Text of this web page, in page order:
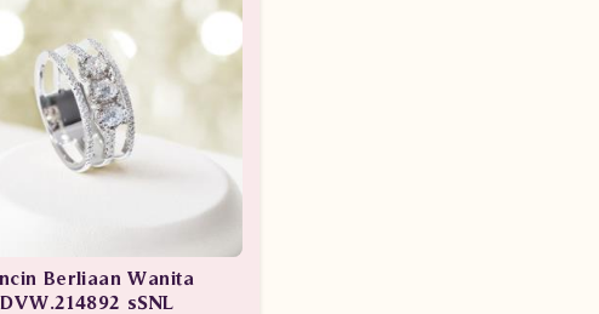
Berliaan Wanita
DVW.214892 sSNL